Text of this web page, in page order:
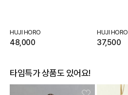
HUJI HORO
48,000
HUJI HORO
37,500
타임특가 상품도 있어요!